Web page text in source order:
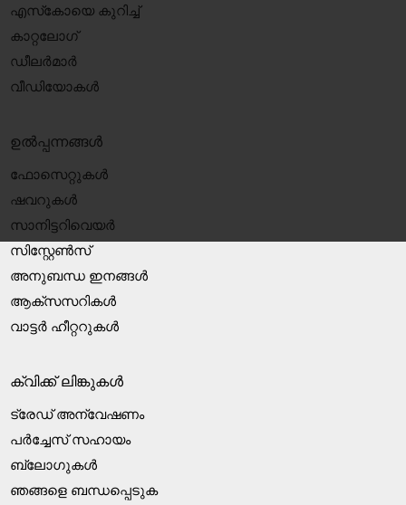
എസ്‍കോയെ കുറിച്ച്
കാറ്റലോഗ്
ഡീലർമാർ
വീഡിയോകൾ
ഉൽപ്പന്നങ്ങൾ
ഫോസെറ്റുകൾ
ഷവറുകൾ
സാനിട്ടറിവെയർ
സിസ്റ്റേൺസ്
അനുബന്ധ ഇനങ്ങൾ
ആക്‌സസറികൾ
വാട്ടർ ഹീറ്ററുകൾ
ക്വിക്ക് ലിങ്കുകൾ
ട്രേഡ് അന്വേഷണം
പർച്ചേസ് സഹായം
ബ്ലോഗുകൾ
ഞങ്ങളെ ബന്ധപ്പെടുക